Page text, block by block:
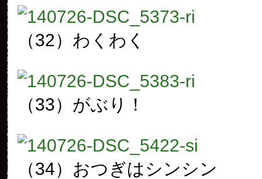
（32）わくわく
（33）がぶり！
（34）おつぎはシンシン